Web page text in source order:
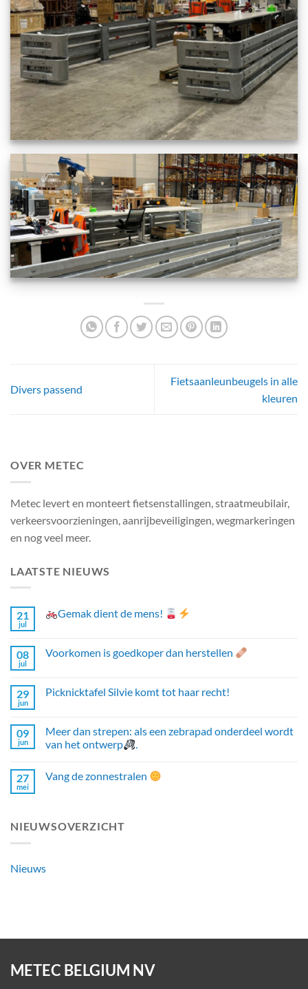
Divers passend
Fietsaanleunbeugels in alle
kleuren
OVER METEC
Metec levert en monteert fietsenstallingen, straatmeubilair,
verkeersvoorzieningen, aanrijbeveiligingen, wegmarkeringen
en nog veel meer.
LAATSTE NIEUWS
21
jul
Gemak dient de mens!
08
jul
Voorkomen is goedkoper dan herstellen
29
jun
Picknicktafel Silvie komt tot haar recht!
09
jun
Meer dan strepen: als een zebrapad onderdeel wordt
van het ontwerp
.
27
mei
Vang de zonnestralen
NIEUWSOVERZICHT
Nieuws
METEC BELGIUM NV